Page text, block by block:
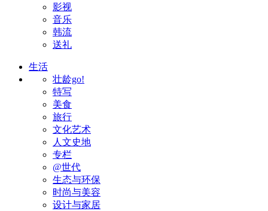
影视
音乐
韩流
送礼
生活
壮龄go!
特写
美食
旅行
文化艺术
人文史地
专栏
@世代
生态与环保
时尚与美容
设计与家居